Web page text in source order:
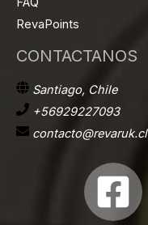
RevaPoints
CONTACTANOS
Santiago, Chile
+56929227093
contacto@revaruk.cl